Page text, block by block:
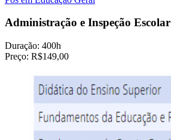
Administração e Inspeção Escolar
Duração: 400h
Preço: R$149,00